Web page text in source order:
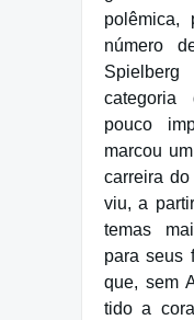
polêmica,
número
pouco
marcou
carreira
viu, a
temas
para seus
que, sem
tido a